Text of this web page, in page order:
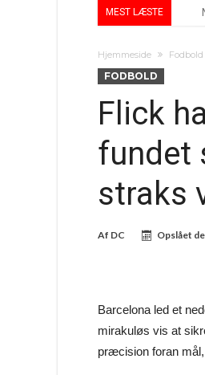
MEST LÆSTE
Hjemmeside Fodbold
FODBOLD
Flick
fundet
straks
Af DC Opslået
Barcelona led et
mirakuløs vis at
præcision foran